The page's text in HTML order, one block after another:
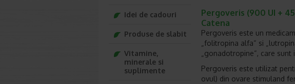
Pergoveris (900 UI +
Catena
Pergoveris este un
„folitropina alfa“ si
„gonadotropine“, care
Pergoveris este utilizat
ovul) din ovare stimuland
Idei de cadouri
Produse de slabit
Vitamine,
minerale si
suplimente